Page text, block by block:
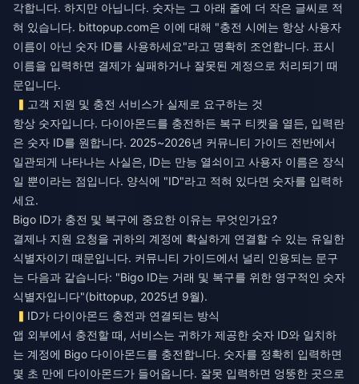
각합니다. 하지만 아닙니다. 숫자는 그 아래 줄에 더 작은 글씨로 적
혀 있습니다. bittopup.com은 이에 대해 "충전 시에는 항상 사용자
이름이 아닌 숫자 ID를 사용하세요"라고 명확히 조언합니다. 표시
이름을 입력하면 결제가 실패하거나 잘못된 계정으로 처리되기 때
문입니다.
고객 지원 및 충전 서비스가 실제로 요구하는 것
항상 숫자입니다. 다이아몬드를 충전하든 복구 티켓을 열든, 입력란
은 숫자 ID를 원합니다. 2025~2026년 커뮤니티 가이드 전반에서
일관되게 나타나는 사실은, ID는 만능 열쇠이고 사용자 이름은 장식
일 뿐이라는 점입니다. 양식에 "ID"라고 적혀 있다면 숫자를 입력하
세요.
Bigo ID가 충전 및 복구에 중요한 이유는 무엇인가요?
결제나 지원 요청을 귀하의 계정에 확실하게 연결할 수 있는 유일한
식별자이기 때문입니다. 커뮤니티 가이드에서 널리 인용되는 문구
는 다음과 같습니다: "Bigo ID는 거래 및 복구를 위한 영구적인 숫자
식별자입니다"(bittopup, 2025년 9월).
ID가 다이아몬드 충전과 연결되는 방식
앱 외부에서 충전할 때, 서비스는 귀하가 제공한 숫자 ID와 일치하
는 계정에 Bigo 다이아몬드를 충전합니다. 숫자를 정확히 입력하면
몇 초 만에 다이아몬드가 들어옵니다. 잘못 입력하면 엉뚱한 곳으로